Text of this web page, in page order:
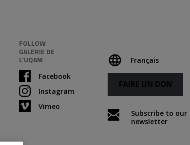
FOLLOW
GALERIE DE
L'UQAM
Facebook
Instagram
Vimeo
Français
FAIRE UN DON
Subscribe to our
newsletter